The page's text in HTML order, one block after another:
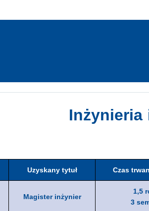
Inżynieria
Uzyskany tytuł Czas
Magister inżynier
1,5
3